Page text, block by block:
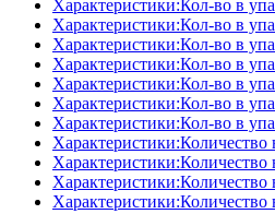
Характеристики:Кол-во в
Характеристики:Кол-во в
Характеристики:Кол-во в
Характеристики:Кол-во в
Характеристики:Кол-во в
Характеристики:Кол-во в
Характеристики:Кол-во в
Характеристики:Количество
Характеристики:Количество
Характеристики:Количество
Характеристики:Количество